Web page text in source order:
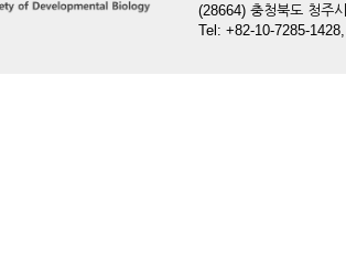
(28664) 충청북도 청주
Tel: +82-10-7285-